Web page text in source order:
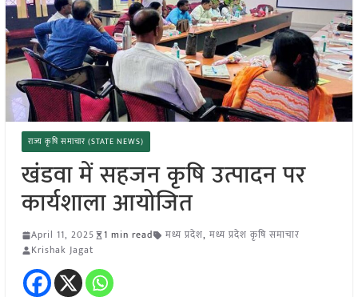
राज्य कृषि समाचार (STATE NEWS)
खंडवा में सहजन कृषि उत्पादन पर
कार्यशाला आयोजित
April 11, 2025 1 min read मध्य प्रदेश, मध्य प्रदेश कृषि समाचार
Krishak Jagat